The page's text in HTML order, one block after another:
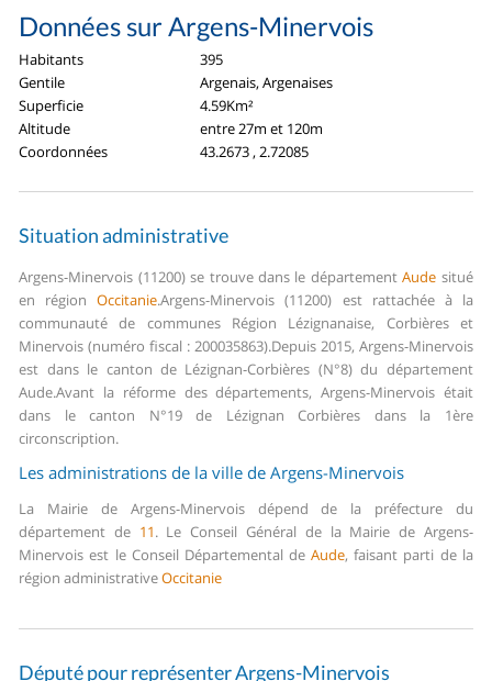
Données sur Argens-Minervois
Habitants
395
Gentile
Argenais, Argenaises
Superficie
4.59Km²
Altitude
entre 27m et 120m
Coordonnées
43.2673 , 2.72085
Situation administrative
Argens-Minervois (11200) se trouve dans le départementAude situé
en régionOccitanie.Argens-Minervois (11200) est rattachée à la
communauté de communes Région Lézignanaise, Corbières et
Minervois (numéro fiscal : 200035863).Depuis 2015, Argens-Minervois
est dans le canton de Lézignan-Corbières (N°8) du département
Aude.Avant la réforme des départements, Argens-Minervois était
dans le canton N°19 de Lézignan Corbières dans la 1ère
circonscription.
Les administrations de la ville de Argens-Minervois
La Mairie de Argens-Minervois dépend de la préfecture du
département de 11.Le Conseil Général de la Mairie de Argens-
Minervois est le Conseil Départemental deAude, faisant parti de la
région administrativeOccitanie
Député pour représenter Argens-Minervois